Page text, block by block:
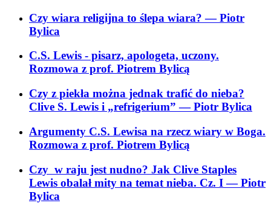
Czy wiara religijna to ślepa wiara?— Piotr
Bylica
C.S. Lewis - pisarz, apologeta, uczony.
Rozmowa z prof. Piotrem Bylicą
Czy z piekła można jednak trafić do nieba?
Clive S. Lewis i „refrigerium”— Piotr Bylica
Argumenty C.S. Lewisa na rzecz wiary w Boga.
Rozmowa z prof. Piotrem Bylicą
Czy w raju jest nudno? Jak Clive Staples
Lewis obalał mity na temat nieba. Cz. I— Piotr
Bylica